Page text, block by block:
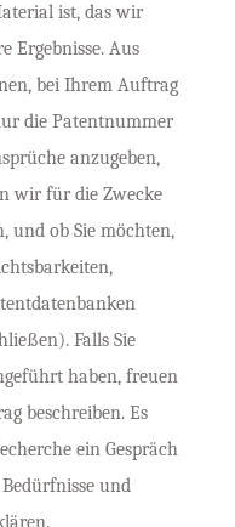
ist, das wir
Ergebnisse. Aus
bei Ihrem Auftrag
die Patentnummer
anzugeben,
wir für die Zwecke
und ob Sie möchten,
Falls Sie
haben, freuen
beschreiben. Es
ein Gespräch
und